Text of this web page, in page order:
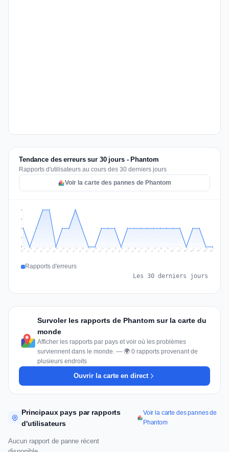
Tendance des erreurs sur 30 jours - Phantom
Rapports d'utilisateurs au cours des 30 derniers jours
Voir la carte des pannes de Phantom
1
1
2
2
Jul 9 Jul 10 Jul 11 Jul 12 Jul 13 Jul 14 Jul 15 Jul 16 Jul 17 Jul 18 Jul 19 Jul 20 Jul 21 Jul 22 Jul 23 Jul 24 Jul 25 Jul 26 Jul 27 Jul 28 Jul 29 Jul 30 Jul 31 Aug 1 Aug 2 Aug 3 Aug 4 Aug 5 Aug 6 Aug 7
Rapports d'erreurs
Les 30 derniers jours
Survoler les rapports de Phantom sur la carte du
monde
Afficher les rapports par pays et voir où les problèmes
surviennent dans le monde. — 🌍 0 rapports provenant de
plusieurs endroits
Ouvrir la carte en direct
Principaux pays par rapports
d'utilisateurs
Voir la carte des pannes de
Phantom
Aucun rapport de panne récent